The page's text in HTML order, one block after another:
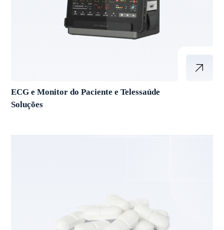
ECG e Monitor do Paciente e Telessaúde
Soluções